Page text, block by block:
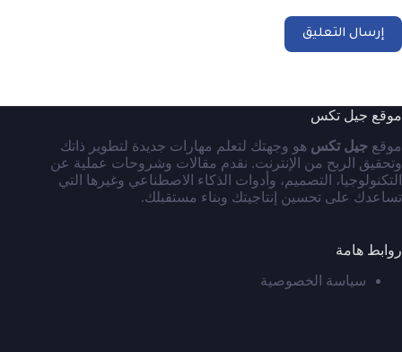
إرسال التعليق
موقع جيل تكس
موقع جيل تكس هو وجهتك لتعلم مهارات جديدة لتطوير ذاتك
وتحقيق الربح من الإنترنت. نقدم مقالات وشروحات عملية عن
التكنولوجيا، التصميم، وأدوات الذكاء الاصطناعي وغيرها التي
تساعدك على تحسين إنتاجيتك وبناء مستقبلك.
روابط هامة
سياسة الخصوصية